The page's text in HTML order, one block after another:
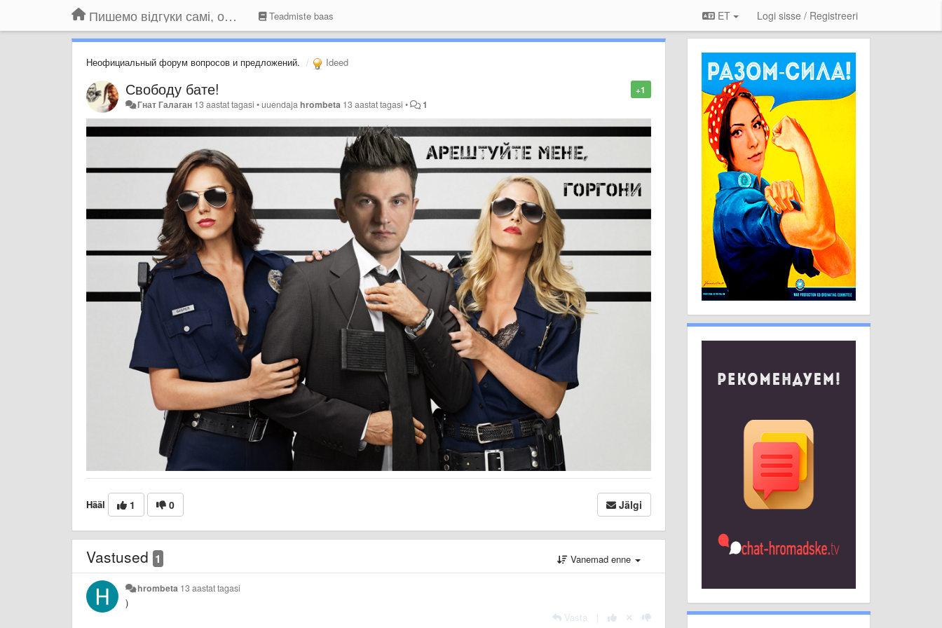
Пишемо відгуки самі, обговорюємо інші ідеї та пропозиції до Громадського Телебачення Teadmiste baas ET Logi sisse / Registreeri
Неофициальный форум вопросов и предложений. Ideed
+1
Свободу бате!
Гнат Галаган 13 aastat tagasi •uuendajahrombeta 13 aastat tagasi • 1
Hääl 1 0 Jälgi
Vastused 1 Vanemad enne
hrombeta 13 aastat tagasi
)
Vasta